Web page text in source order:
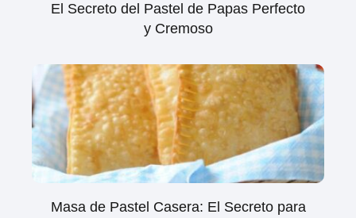
El Secreto del Pastel de Papas Perfecto
y Cremoso
Masa de Pastel Casera: El Secreto para